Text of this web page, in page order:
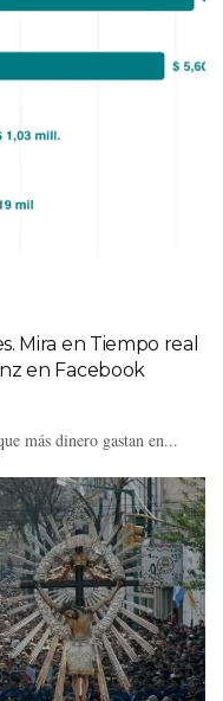
Mira en Tiempo real
en Facebook
más dinero gastan en...